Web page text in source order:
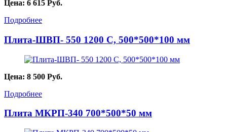
Цена: 6 615 Руб.
Подробнее
Плита-ШВП- 550 1200 С, 500*500*100 мм
Цена: 8 500 Руб.
Подробнее
Плита МКРП-340 700*500*50 мм